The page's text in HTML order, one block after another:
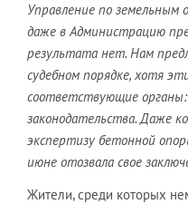
Управление по
даже в Администрацию
результата нет. Нам
судебном порядке, хотя
соответствующие
законодательства. Даже
экспертизу бетонной
июне отозвала свое
Жители, среди которых